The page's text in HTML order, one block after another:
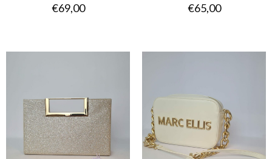
€69,00 €65,00